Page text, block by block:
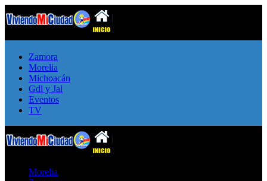
Zamora
Morelia
Michoacán
Gdl y Jal
Eventos
TV
Morelia